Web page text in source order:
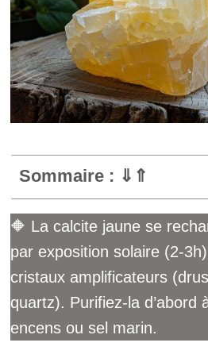
Sommaire : ⇓⇑
🔶 La calcite jaune se
par exposition solaire (2-
cristaux amplificateurs
quartz). Purifiez-la d’abord
encens ou sel marin.